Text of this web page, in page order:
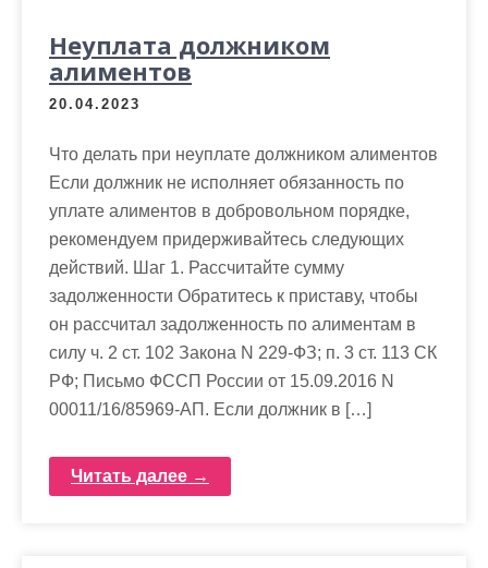
Неуплата должником
алиментов
20.04.2023
Что делать при неуплате должником алиментов
Если должник не исполняет обязанность по
уплате алиментов в добровольном порядке,
рекомендуем придерживайтесь следующих
действий. Шаг 1. Рассчитайте сумму
задолженности Обратитесь к приставу, чтобы
он рассчитал задолженность по алиментам в
силу ч. 2 ст. 102 Закона N 229-ФЗ; п. 3 ст. 113 СК
РФ; Письмо ФССП России от 15.09.2016 N
00011/16/85969-АП. Если должник в […]
Читать далее →